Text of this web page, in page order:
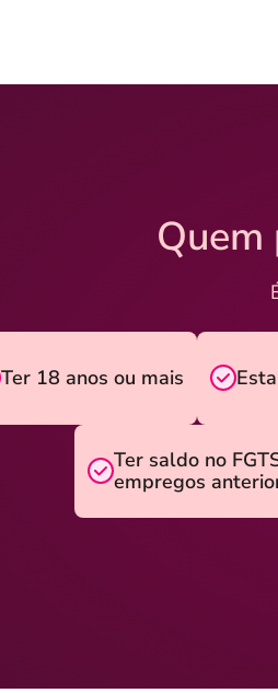
Quem
Ter 18 anos ou mais
Ter saldo no
empregos